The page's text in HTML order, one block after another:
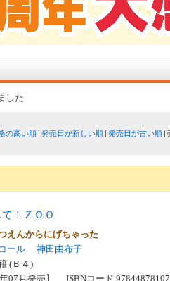
した
の高い順 発売日が新しい順 発売日が古い順
！ＺＯＯ
えんからにげちゃった
ール
神田由布子
(Ｂ４)
年07月発売】 ISBNコード